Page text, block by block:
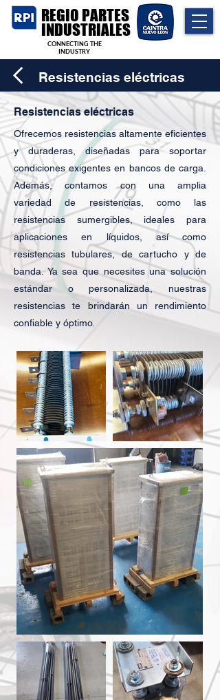
REGIO PARTES
INDUSTRIALES
CONNECTING THE
INDUSTRY
Resistencias eléctricas
Resistencias eléctricas
Ofrecemos resistencias altamente eficientes
y duraderas, diseñadas para soportar
condiciones exigentes en bancos de carga.
Además, contamos con una amplia
variedad de resistencias, como las
resistencias sumergibles, ideales para
aplicaciones en líquidos, así como
resistencias tubulares, de cartucho y de
banda. Ya sea que necesites una solución
estándar o personalizada, nuestras
resistencias te brindarán un rendimiento
confiable y óptimo.